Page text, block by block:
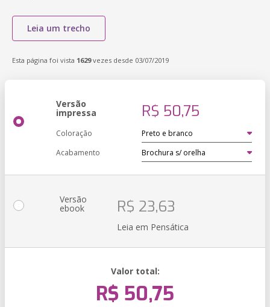
Leia um trecho
Esta página foi vista 1629vezes desde 03/07/2019
Versão
impressa R$ 50,75
Coloração
Acabamento
Versão
ebook R$ 23,63
Leia em Pensática
Valor total:
R$ 50,75